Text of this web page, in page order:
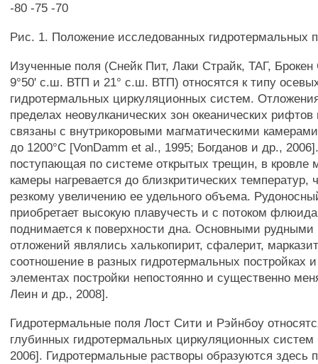
-80 -75 -70
Рис. 1. Положение исследованных
Изученные поля (Снейк Пит, Лаки Страйк, ТАГ,
9°50' с.ш. ВТП и 21° с.ш. ВТП) относятся к типу
гидротермальных циркуляционных систем.
пределах неовулканических зон океанических рифтов
связаны с внутрикоровыми магматическими
до 1200°С [VonDamm et al., 1995; Богданов и др.,
поступающая по системе открытых трещин, в кровле
камеры нагревается до близкритических температур,
резкому увеличению ее удельного объема.
приобретает высокую плавучесть и с потоком
поднимается к поверхности дна. Основными
отложений являлись халькопирит, сфалерит,
соотношение в разных гидротермальных постройках
элементах постройки непостоянно и существенно
Леин и др., 2008].
Гидротермальные поля Лост Сити и Рэйнбоу
глубинных гидротермальных циркуляционных систем
2006]. Гидротермальные растворы образуются здесь